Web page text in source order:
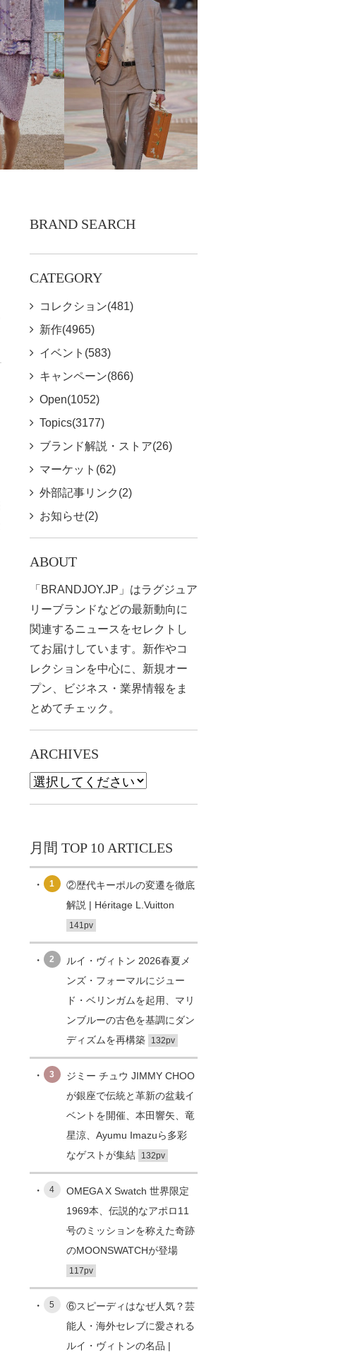
BRAND SEARCH
CATEGORY
コレクション(481)
新作(4965)
イベント(583)
キャンペーン(866)
Open(1052)
Topics(3177)
ブランド解説・ストア(26)
マーケット(62)
外部記事リンク(2)
お知らせ(2)
ABOUT
「BRANDJOY.JP」はラグジュア
リーブランドなどの最新動向に
関連するニュースをセレクトし
てお届けしています。新作やコ
レクションを中心に、新規オー
プン、ビジネス・業界情報をま
とめてチェック。
ARCHIVES
月間 TOP 10 ARTICLES
1
②歴代キーポルの変遷を徹底
解説 | Héritage L.Vuitton
141pv
2
ルイ・ヴィトン 2026春夏メ
ンズ・フォーマルにジュー
ド・ベリンガムを起用、マリ
ンブルーの古色を基調にダン
ディズムを再構築
132pv
3
ジミー チュウ JIMMY CHOO
が銀座で伝統と革新の盆栽イ
ベントを開催、本田響矢、竜
星涼、Ayumu Imazuら多彩
なゲストが集結
132pv
4
OMEGA X Swatch 世界限定
1969本、伝説的なアポロ11
号のミッションを称えた奇跡
のMOONSWATCHが登場
117pv
5
⑥スピーディはなぜ人気？芸
能人・海外セレブに愛される
ルイ・ヴィトンの名品 |